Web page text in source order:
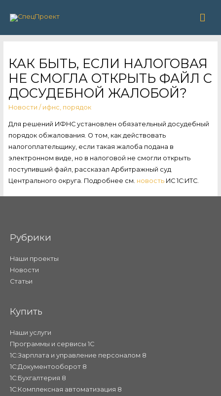
КАК БЫТЬ, ЕСЛИ НАЛОГОВАЯ
НЕ СМОГЛА ОТКРЫТЬ ФАЙЛ С
ДОСУДЕБНОЙ ЖАЛОБОЙ?
Новости / ифнс порядок
Для решений ИФНС установлен обязательный досудебный
порядок обжалования. О том, как действовать
налогоплательщику, если такая жалоба подана в
электронном виде, но в налоговой не смогли открыть
поступивший файл, рассказал Арбитражный суд
Центрального округа. Подробнее см. новостьИС 1С:ИТС.
Рубрики
Наши проекты
Новости
Статьи
Купить
Наши услуги
Программы и сервисы 1С
1С:Зарплата и управление персоналом 8
1С:Документооборот 8
1С:Бухгалтерия 8
1С:Комплексная автоматизация 8